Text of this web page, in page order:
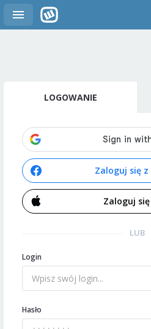
LOGOWANIE
Zaloguj się z
Zaloguj
LUB
Login
Hasło